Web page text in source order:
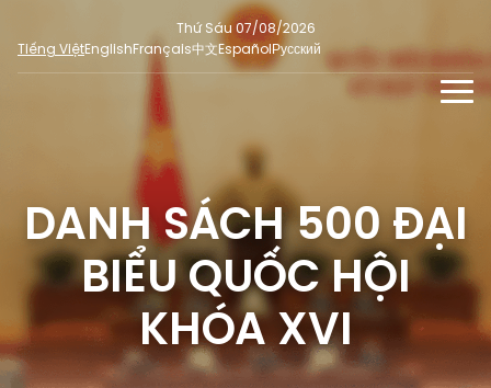
Thứ Sáu 07/08/2026
Tiếng ViệtEnglishFrançais中文EspañolРусский
Phỏng vấn - Nhận định
Ý kiến cử tri
Người đại biểu nhân dân
Tin nổi bật
Dư luận quốc tế
ĐA PHƯƠNG TIỆN
Video
E-magazine
DÀNH CHO BÁO CHÍ
MẠNG XÃ HỘI
SỐ LIỆU BẦU CỬ
DANH SÁCH 500 ĐẠI
BIỂU QUỐC HỘI
KHÓA XVI